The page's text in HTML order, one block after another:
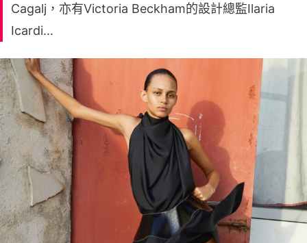
Cagalj，亦有Victoria Beckham的設計總監Ilaria
Icardi…